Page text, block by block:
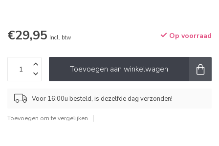
€29,95 Incl. btw Op voorraad
Toevoegen aan winkelwagen
Voor 16:00u besteld, is dezelfde dag verzonden!
Toevoegen om te vergelijken